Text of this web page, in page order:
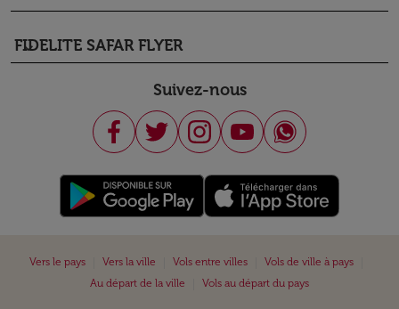
FIDELITE SAFAR FLYER
keyboard_arrow_down
Suivez-nous
Vers le pays Vers la ville Vols entre villes Vols de ville à pays
Au départ de la ville
Vols au départ du pays